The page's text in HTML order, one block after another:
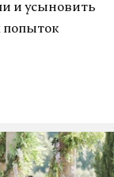
и усыновить
попыток